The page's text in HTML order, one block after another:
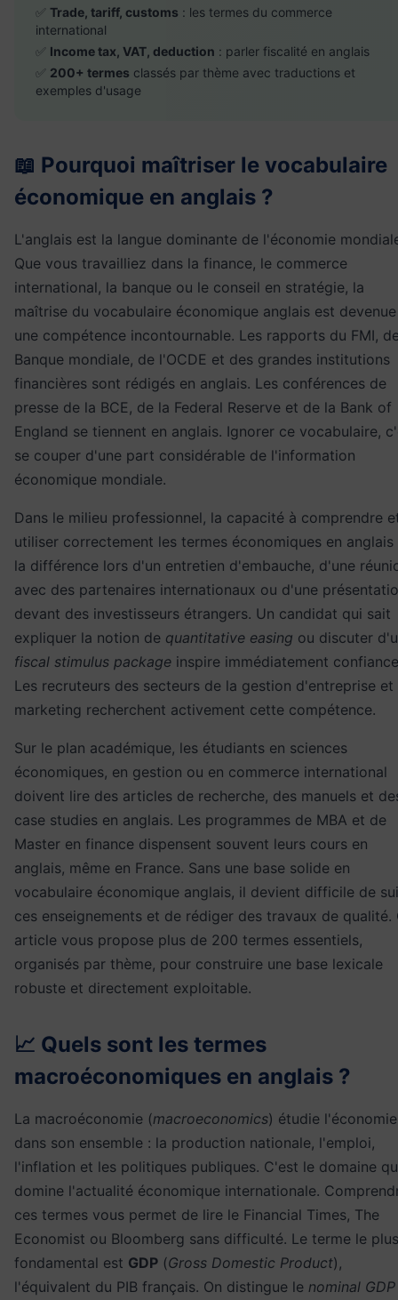
✅ Trade, tariff, customs : les termes du commerce
international
✅ Income tax, VAT, deduction : parler fiscalité en anglais
✅ 200+ termes classés par thème avec traductions et
exemples d'usage
📖 Pourquoi maîtriser le vocabulaire
économique en anglais ?
L'anglais est la langue dominante de l'économie
Que vous travailliez dans la finance, le commerce
international, la banque ou le conseil en stratégie, la
maîtrise du vocabulaire économique anglais est devenue
une compétence incontournable. Les rapports du FMI,
Banque mondiale, de l'OCDE et des grandes institutions
financières sont rédigés en anglais. Les conférences de
presse de la BCE, de la Federal Reserve et de la Bank of
England se tiennent en anglais. Ignorer ce vocabulaire,
se couper d'une part considérable de l'information
économique mondiale.
Dans le milieu professionnel, la capacité à comprendre
utiliser correctement les termes économiques en
la différence lors d'un entretien d'embauche, d'une
avec des partenaires internationaux ou d'une
devant des investisseurs étrangers. Un candidat qui sait
expliquer la notion de quantitative easing ou discuter
fiscal stimulus package inspire immédiatement
Les recruteurs des secteurs de la gestion d'entreprise et
marketing recherchent activement cette compétence.
Sur le plan académique, les étudiants en sciences
économiques, en gestion ou en commerce international
doivent lire des articles de recherche, des manuels et
case studies en anglais. Les programmes de MBA et de
Master en finance dispensent souvent leurs cours en
anglais, même en France. Sans une base solide en
vocabulaire économique anglais, il devient difficile de
ces enseignements et de rédiger des travaux de qualité.
article vous propose plus de 200 termes essentiels,
organisés par thème, pour construire une base lexicale
robuste et directement exploitable.
📈 Quels sont les termes
macroéconomiques en anglais ?
La macroéconomie (macroeconomics) étudie l'économie
dans son ensemble : la production nationale, l'emploi,
l'inflation et les politiques publiques. C'est le domaine
domine l'actualité économique internationale.
ces termes vous permet de lire le Financial Times, The
Economist ou Bloomberg sans difficulté. Le terme le plus
fondamental est GDP (Gross Domestic Product),
l'équivalent du PIB français. On distingue le nominal GDP